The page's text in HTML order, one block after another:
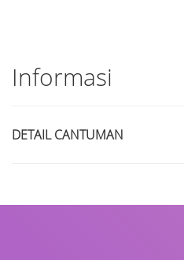
Informasi
DETAIL CANTUMAN